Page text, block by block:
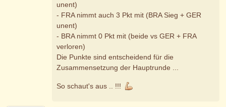
unent)
- FRA nimmt auch 3 Pkt mit (BRA Sieg + GER
unent)
- BRA nimmt 0 Pkt mit (beide vs GER + FRA
verloren)
Die Punkte sind entscheidend für die
Zusammensetzung der Hauptrunde ...
So schaut's aus .. !!!